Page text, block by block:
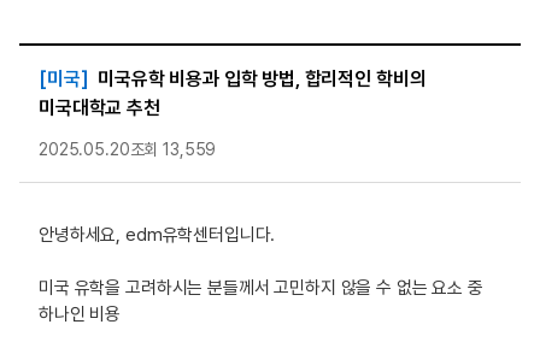
[미국] 미국유학 비용과 입학 방법, 합리적인 학비의
미국대학교 추천
2025.05.20조회 13,559
안녕하세요, edm유학센터입니다.
미국 유학을 고려하시는 분들께서 고민하지 않을 수 없는 요소 중
하나인 비용